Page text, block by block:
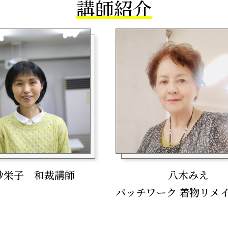
講師紹介
栄子 和裁講師
八木みえ
パッチワーク 着物リメ